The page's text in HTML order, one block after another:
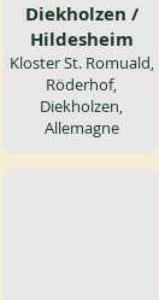
Diekholzen /
Hildesheim
Kloster St. Romuald,
Röderhof,
Diekholzen,
Allemagne